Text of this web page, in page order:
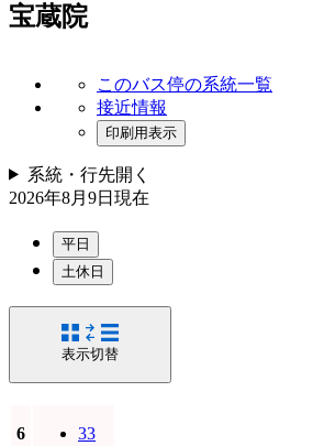
宝蔵院
このバス停の系統一覧
接近情報
印刷用表示
系統・行先開く
2026年8月9日 現在
平日
土休日
表示切替
6 33